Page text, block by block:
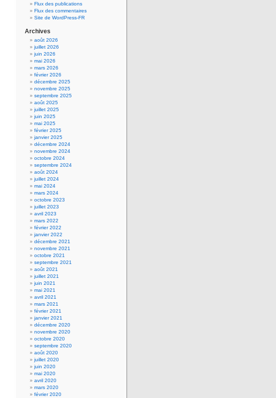
Flux des publications
Flux des commentaires
Site de WordPress-FR
Archives
août 2026
juillet 2026
juin 2026
mai 2026
mars 2026
février 2026
décembre 2025
novembre 2025
septembre 2025
août 2025
juillet 2025
juin 2025
mai 2025
février 2025
janvier 2025
décembre 2024
novembre 2024
octobre 2024
septembre 2024
août 2024
juillet 2024
mai 2024
mars 2024
octobre 2023
juillet 2023
avril 2023
mars 2022
février 2022
janvier 2022
décembre 2021
novembre 2021
octobre 2021
septembre 2021
août 2021
juillet 2021
juin 2021
mai 2021
avril 2021
mars 2021
février 2021
janvier 2021
décembre 2020
novembre 2020
octobre 2020
septembre 2020
août 2020
juillet 2020
juin 2020
mai 2020
avril 2020
mars 2020
février 2020